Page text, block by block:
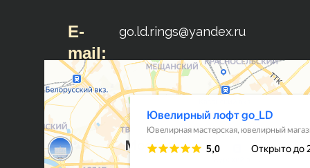
E-
mail:
go.ld.rings@yandex.ru